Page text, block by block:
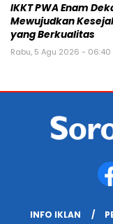
IKKT PWA Enam
Mewujudkan
yang Berkualitas
Rabu, 5 Agu 2026 - 06:40
INFO IKLAN